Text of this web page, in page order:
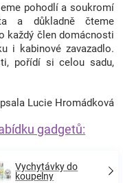
pohodlí a soukromí
a důkladně čteme
každý člen domácnosti
i kabinové zavazadlo.
pořídí si celou sadu,
Lucie Hromádková
gadgetů:
Vychytávky do
koupelny